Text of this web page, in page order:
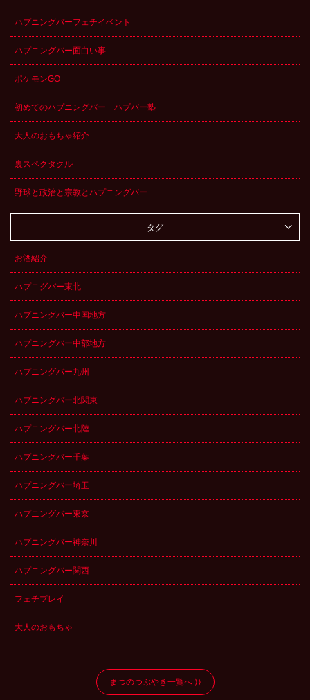
ハプニングバーフェチイベント
ハプニングバー面白い事
ポケモンGO
初めてのハプニングバー ハプバー塾
大人のおもちゃ紹介
裏スペクタクル
野球と政治と宗教とハプニングバー
タグ
お酒紹介
ハプニグバー東北
ハプニングバー中国地方
ハプニングバー中部地方
ハプニングバー九州
ハプニングバー北関東
ハプニングバー北陸
ハプニングバー千葉
ハプニングバー埼玉
ハプニングバー東京
ハプニングバー神奈川
ハプニングバー関西
フェチプレイ
大人のおもちゃ
まつのつぶやき一覧へ